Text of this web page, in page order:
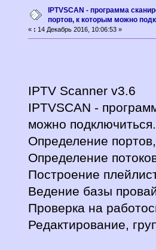
IPTVSCAN - программа
портов, к которым можно
« : 14 Декабрь 2016, 10:06:53 »
IPTV Scanner v3.6
IPTVSCAN -
можно подключиться.
Определение
Определение
Построение
Ведение базы
Проверка на
Редактирование,